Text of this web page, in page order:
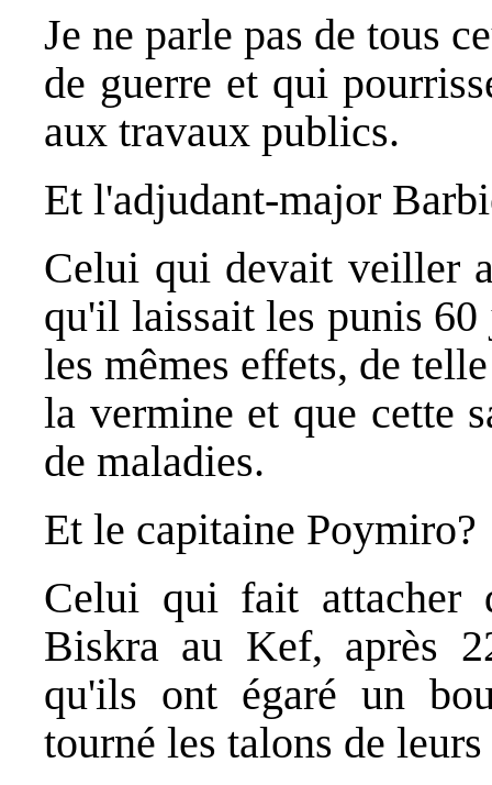
Je ne parle pas de tous
de guerre et qui
aux travaux publics.
Et l'adjudant-major
Celui qui devait veiller
qu'il laissait les punis 60
les mêmes effets, de
la vermine et que cette
de maladies.
Et le capitaine Poymiro?
Celui qui fait attacher
Biskra au Kef, après
qu'ils ont égaré un
tourné les talons de